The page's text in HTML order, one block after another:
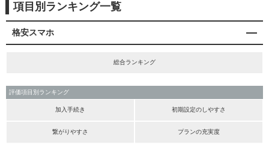
項目別ランキング一覧
格安スマホ
総合ランキング
評価項目別ランキング
加入手続き 初期設定のしやすさ
繋がりやすさ プランの充実度